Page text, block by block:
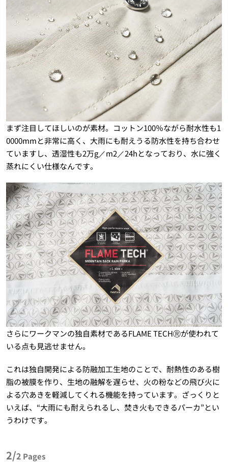
まず注目してほしいのが素材。コットン100％ながら耐水性も1
0000mmと非常に高く、大雨にも耐えうる防水性を持ち合わせ
ていますし、透湿性も2万g／m2／24hとなっており、水に強く
蒸れにくい仕様なんです。
さらにワークマンの独自素材であるFLAME TECHⓇが使われて
いる点も見逃せません。
これは独自開発による防融加工生地のことで、耐熱性のある樹
脂の被膜を作り、生地の融解を遅らせ、火の粉などの飛び火に
よる穴あきを軽減してくれる機能を持っています。ざっくりと
いえば、“大雨にも耐えられるし、焚き火もできるパーカ”とい
うわけです。
2/2 Pages